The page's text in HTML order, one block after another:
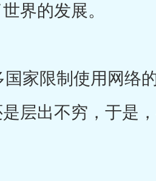
界的发展。
家限制使用网络
层出不穷，于是